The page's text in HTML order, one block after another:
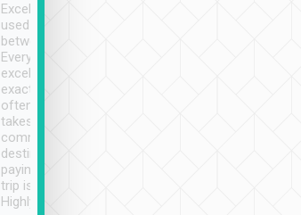
Excellent service. We have
used Tripool to travel
between cities in Taiwan.
Every driver has been
excellent and arrives
exactly on time. As there is
often limited English it
takes the difficulty out of
communicating the
destination details and
paying online prior to the
trip is very convenient.
Highly recommended